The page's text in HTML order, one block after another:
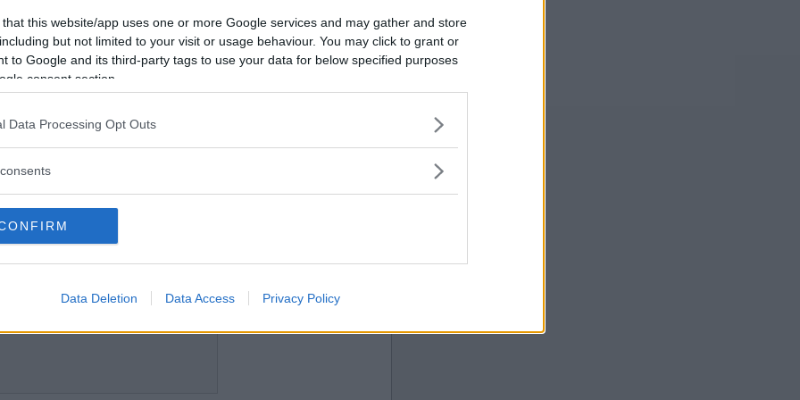
that this website/app uses one or more Google services and may gather and store
but not limited to your visit or usage behaviour. You may click to grant or
to Google and its third-party tags to use your data for below specified purposes
consent section.
Data Processing Opt Outs
Data Deletion Data Access Privacy Policy
Vill du bli
medlem?